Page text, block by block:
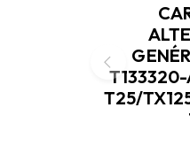
T25/